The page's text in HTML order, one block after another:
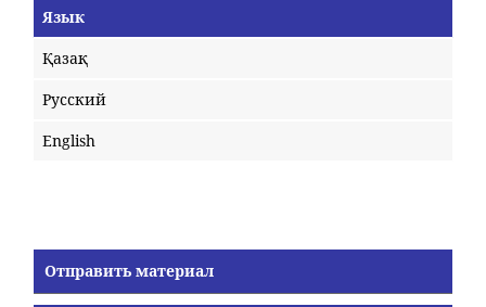
Язык
Қазақ
Русский
English
Отправить материал